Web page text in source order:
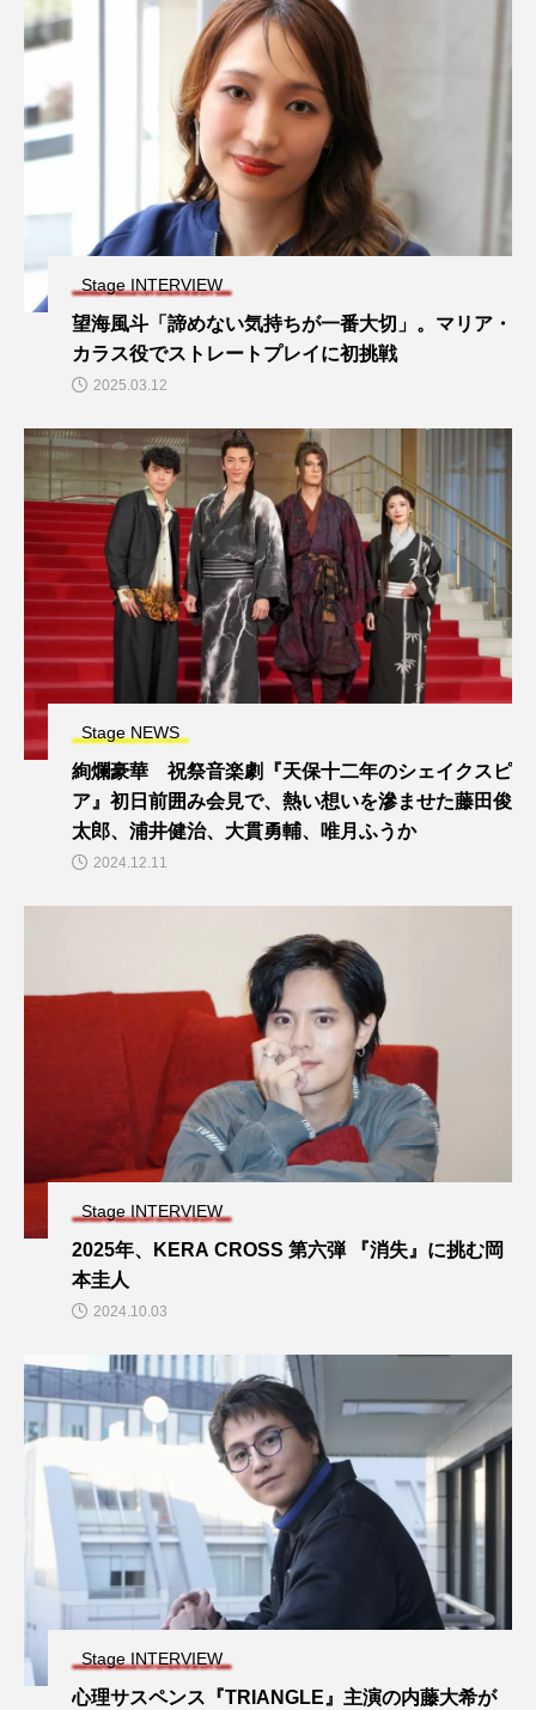
Stage INTERVIEW
望海風斗「諦めない気持ちが一番大切」。マリア・
カラス役でストレートプレイに初挑戦
2025.03.12
Stage NEWS
絢爛豪華 祝祭音楽劇『天保十二年のシェイクスピ
ア』初日前囲み会見で、熱い想いを滲ませた藤田俊
太郎、浦井健治、大貫勇輔、唯月ふうか
2024.12.11
Stage INTERVIEW
2025年、KERA CROSS 第六弾 『消失』に挑む岡
本圭人
2024.10.03
Stage INTERVIEW
心理サスペンス『TRIANGLE』主演の内藤大希が